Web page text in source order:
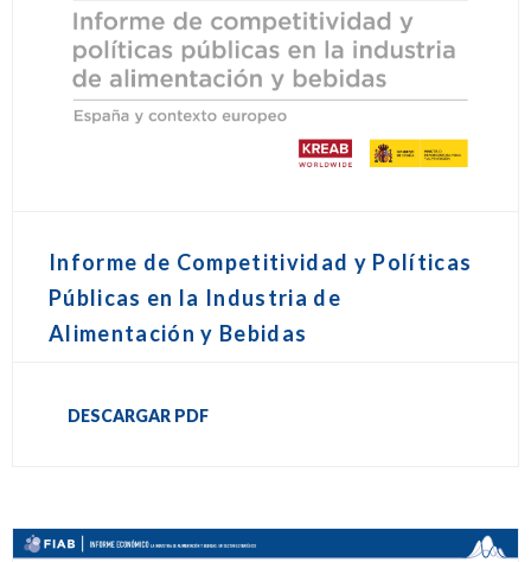
Informe de Competitividad y Políticas
Públicas en la Industria de
Alimentación y Bebidas
DESCARGAR PDF